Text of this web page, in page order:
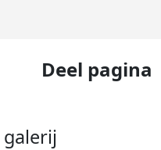
Deel pagina
galerij